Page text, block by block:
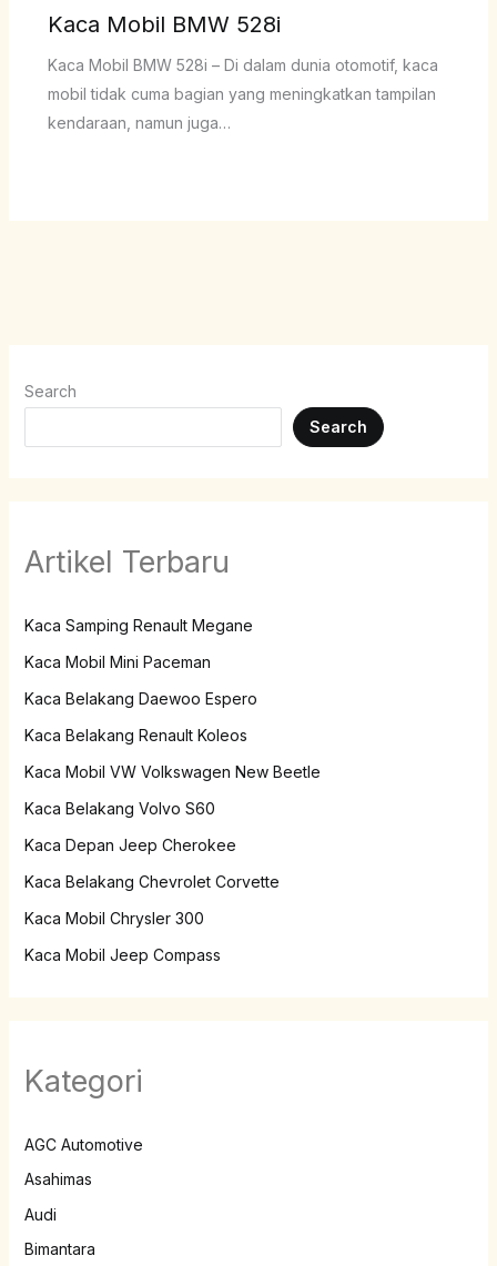
Kaca Mobil BMW 528i
Kaca Mobil BMW 528i – Di dalam dunia otomotif, kaca
mobil tidak cuma bagian yang meningkatkan tampilan
kendaraan, namun juga…
Search
Search
Artikel Terbaru
Kaca Samping Renault Megane
Kaca Mobil Mini Paceman
Kaca Belakang Daewoo Espero
Kaca Belakang Renault Koleos
Kaca Mobil VW Volkswagen New Beetle
Kaca Belakang Volvo S60
Kaca Depan Jeep Cherokee
Kaca Belakang Chevrolet Corvette
Kaca Mobil Chrysler 300
Kaca Mobil Jeep Compass
Kategori
AGC Automotive
Asahimas
Audi
Bimantara